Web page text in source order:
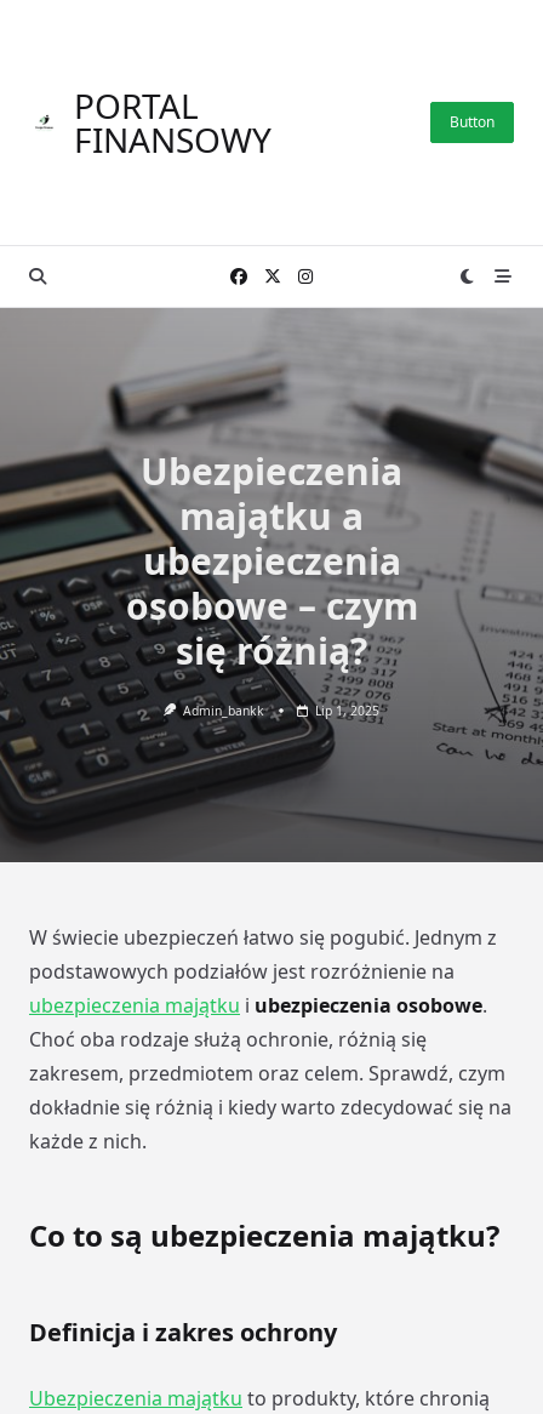
PORTAL
FINANSOWY Button
Ubezpieczenia
majątku a
ubezpieczenia
osobowe – czym
się różnią?
Admin_bankk Lip 1, 2025
W świecie ubezpieczeń łatwo się pogubić. Jednym z
podstawowych podziałów jest rozróżnienie na
ubezpieczenia majątku i ubezpieczenia osobowe.
Choć oba rodzaje służą ochronie, różnią się
zakresem, przedmiotem oraz celem. Sprawdź, czym
dokładnie się różnią i kiedy warto zdecydować się na
każde z nich.
Co to są ubezpieczenia majątku?
Definicja i zakres ochrony
Ubezpieczenia majątku to produkty, które chronią